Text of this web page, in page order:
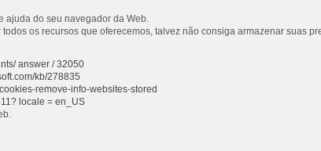
ajuda do seu navegador da Web.
os recursos que oferecemos, talvez não consiga armazenar suas
answer / 32050
kb/278835
remove-info-websites-stored
locale = en_US